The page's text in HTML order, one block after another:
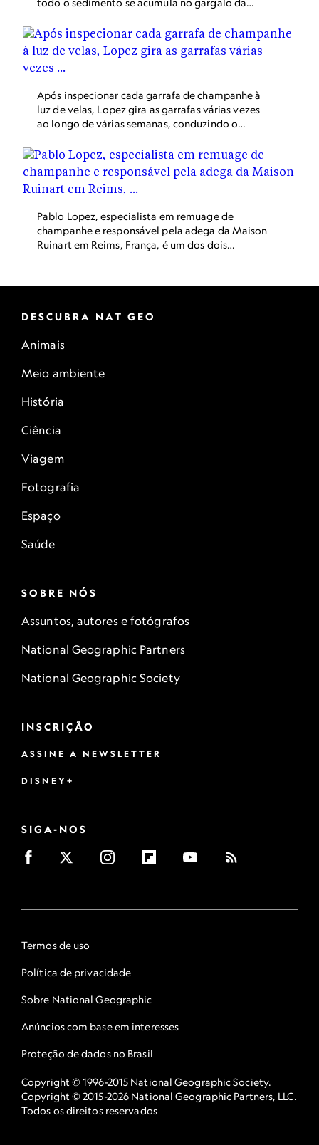
todo o sedimento se acumula no gargalo da
chamado dégorgement.
Após inspecionar cada garrafa de champanhe à
luz de velas, Lopez gira as garrafas várias vezes
ao longo de várias semanas, conduzindo o
Pablo Lopez, especialista em remuage de
champanhe e responsável pela adega da Maison
Ruinart em Reims, França, é um dos dois
manualmente.
DESCUBRA NAT GEO
Animais
Meio ambiente
História
Ciência
Viagem
Fotografia
Espaço
Saúde
SOBRE NÓS
Assuntos, autores e fotógrafos
National Geographic Partners
National Geographic Society
INSCRIÇÃO
ASSINE A NEWSLETTER
DISNEY+
SIGA-NOS
Termos de uso
Política de privacidade
Sobre National Geographic
Anúncios com base em interesses
Proteção de dados no Brasil
Copyright © 1996-2015 National Geographic Society.
Copyright © 2015-2026 National Geographic Partners, LLC.
Todos os direitos reservados